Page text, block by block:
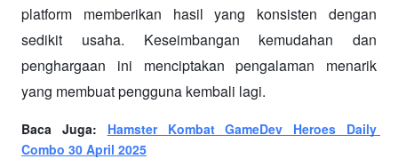
platform memberikan hasil yang konsisten dengan
sedikit usaha. Keseimbangan kemudahan dan
penghargaan ini menciptakan pengalaman menarik
yang membuat pengguna kembali lagi.
Baca Juga: Hamster Kombat GameDev Heroes Daily
Combo 30 April 2025